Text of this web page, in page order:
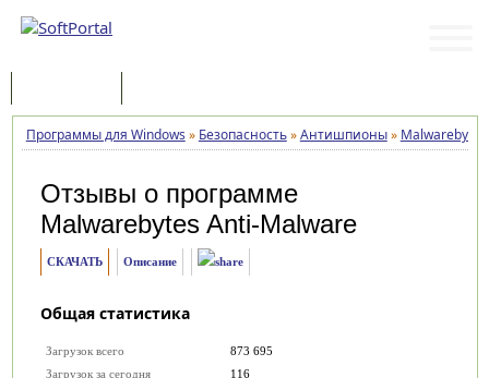
Программы для Windows » Безопасность»Антишпионы»
Отзывы о программе
Malwarebytes Anti-Malware
СКАЧАТЬ Описание
Общая статистика
Загрузок всего
873 695
Загрузок за сегодня
116